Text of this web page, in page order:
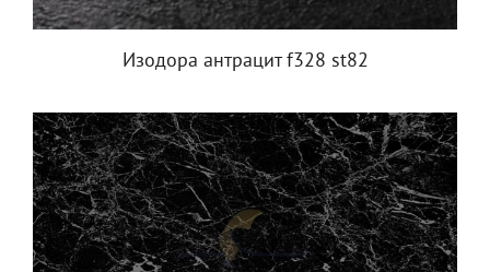
Изодора антрацит f328 st82